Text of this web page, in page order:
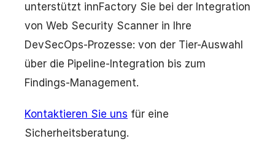
unterstützt innFactory Sie bei der Integration
von Web Security Scanner in Ihre
DevSecOps-Prozesse: von der Tier-Auswahl
über die Pipeline-Integration bis zum
Findings-Management.
Kontaktieren Sie uns für eine
Sicherheitsberatung.